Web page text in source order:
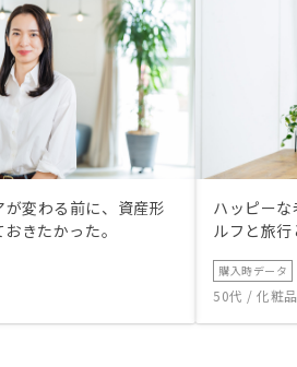
変わる前に、資産形
きたかった。
ハッピー
ルフと旅
購入時データ
50代 / 化粧